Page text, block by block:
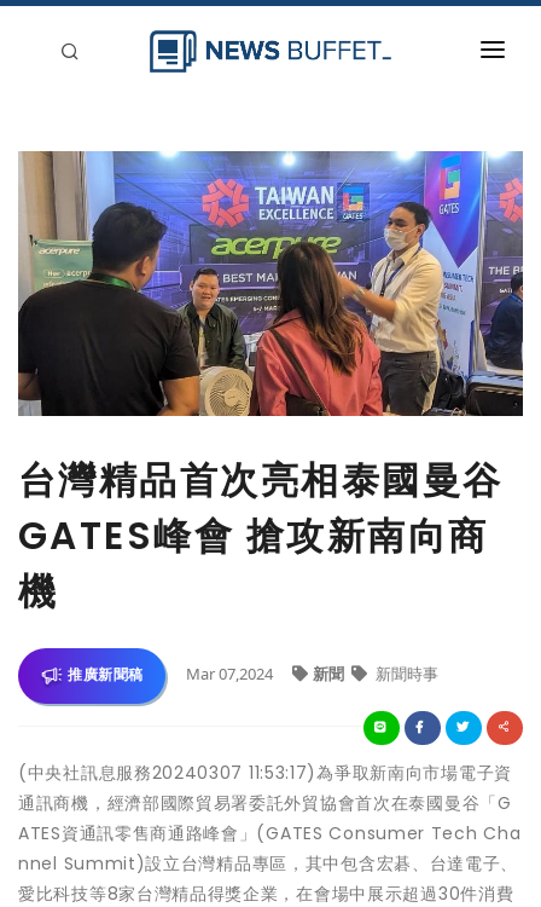
新聞稿分類
登入
刊登
台灣精品首次亮相泰國曼谷
GATES峰會 搶攻新南向商
機
推廣新聞稿 Mar 07,2024 新聞 新聞時事
(中央社訊息服務20240307 11:53:17)為爭取新南向市場電子資
通訊商機，經濟部國際貿易署委託外貿協會首次在泰國曼谷「G
ATES資通訊零售商通路峰會」(GATES Consumer Tech Cha
nnel Summit)設立台灣精品專區，其中包含宏碁、台達電子、
愛比科技等8家台灣精品得獎企業，在會場中展示超過30件消費